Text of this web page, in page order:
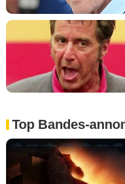
Top Bandes-